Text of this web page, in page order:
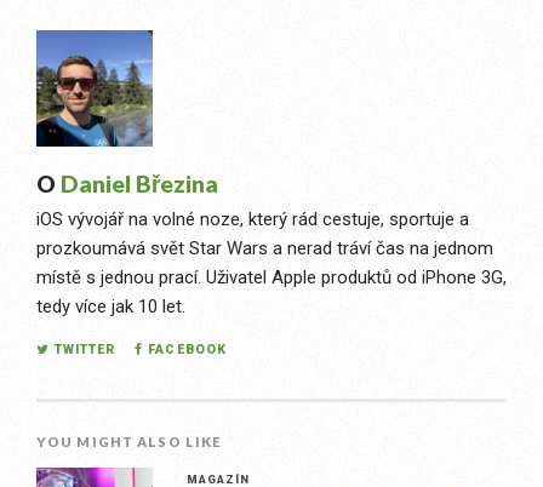
O Daniel Březina
iOS vývojář na volné noze, který rád cestuje, sportuje a
prozkoumává svět Star Wars a nerad tráví čas na jednom
místě s jednou prací. Uživatel Apple produktů od iPhone 3G,
tedy více jak 10 let.
TWITTER FACEBOOK
YOU MIGHT ALSO LIKE
MAGAZÍN